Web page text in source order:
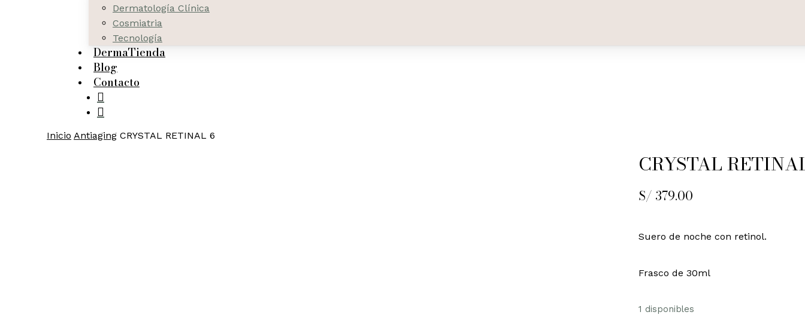
Dermatología Clínica
Cosmiatria
Tecnología
DermaTienda
Blog
Contacto
Inicio Antiaging CRYSTAL RETINAL 6
CRYSTAL
S/ 379.00
Suero de noche con retinol.
Frasco de 30ml
1 disponibles